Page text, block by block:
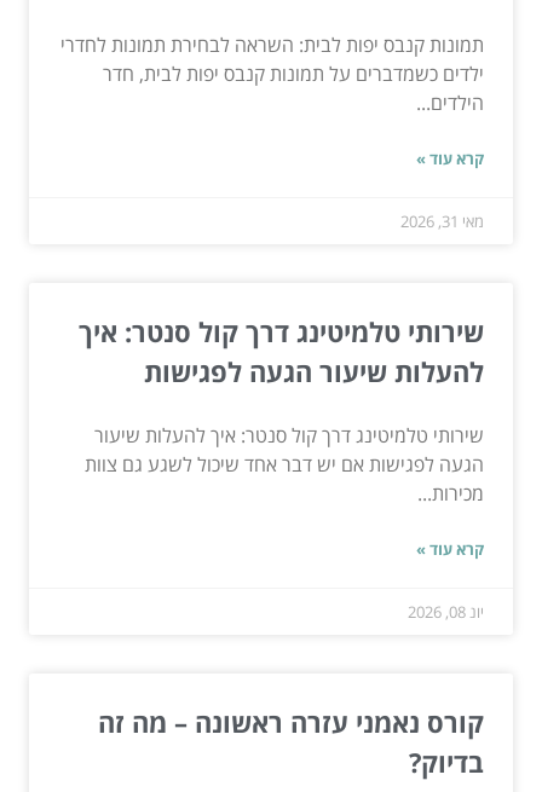
תמונות קנבס יפות לבית: השראה לבחירת תמונות לחדרי
ילדים כשמדברים על תמונות קנבס יפות לבית, חדר
הילדים...
קרא עוד »
מאי 31, 2026
שירותי טלמיטינג דרך קול סנטר: איך
להעלות שיעור הגעה לפגישות
שירותי טלמיטינג דרך קול סנטר: איך להעלות שיעור
הגעה לפגישות אם יש דבר אחד שיכול לשגע גם צוות
מכירות...
קרא עוד »
יונ 08, 2026
קורס נאמני עזרה ראשונה – מה זה
בדיוק?